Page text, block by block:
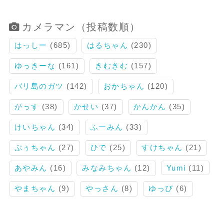
カメラマン（投稿数順）
はっしー (685) はるちゃん (230)
ゆっきーな (161) きむきむ (157)
バリ島のガツ (142) おかちゃん (120)
がっす (38) かせい (37) かんかん (35)
けいちゃん (34) ふーみん (33)
ぷぅちゃん (27) ひで (25) すけちゃん (21)
あやみん (16) みなみちゃん (12) Yumi (11)
やまちゃん (9) やっさん (8) ゆっぴ (6)